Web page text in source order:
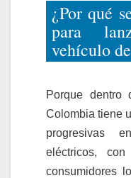
¿Por qué
para
vehículo
Porque dentro
Colombia tiene
progresivas
eléctricos,
consumidores